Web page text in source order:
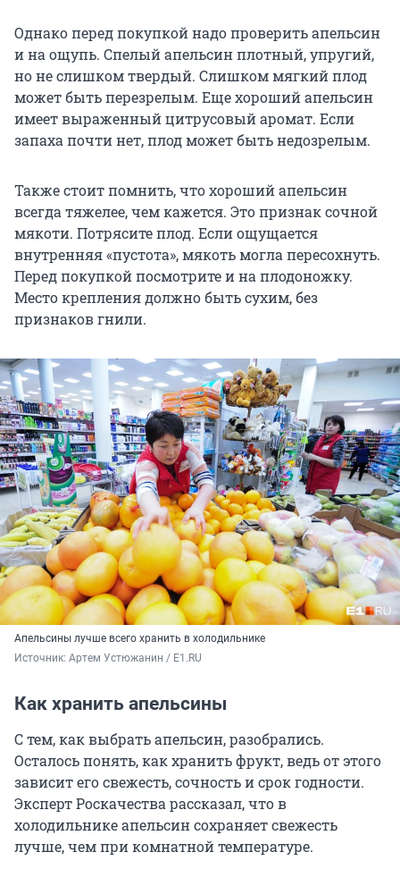
Однако перед покупкой надо проверить апельсин
и на ощупь. Спелый апельсин плотный, упругий,
но не слишком твердый. Слишком мягкий плод
может быть перезрелым. Еще хороший апельсин
имеет выраженный цитрусовый аромат. Если
запаха почти нет, плод может быть недозрелым.
Также стоит помнить, что хороший апельсин
всегда тяжелее, чем кажется. Это признак сочной
мякоти. Потрясите плод. Если ощущается
внутренняя «пустота», мякоть могла пересохнуть.
Перед покупкой посмотрите и на плодоножку.
Место крепления должно быть сухим, без
признаков гнили.
Апельсины лучше всего хранить в холодильнике
Источник: Артем Устюжанин / E1.RU
Как хранить апельсины
С тем, как выбрать апельсин, разобрались.
Осталось понять, как хранить фрукт, ведь от этого
зависит его свежесть, сочность и срок годности.
Эксперт Роскачества рассказал, что в
холодильнике апельсин сохраняет свежесть
лучше, чем при комнатной температуре.